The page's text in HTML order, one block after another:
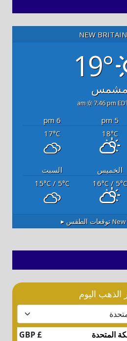
NEW
19°
7:46 pm
5 pm
6 pm
18°C
17°C
الخميس
السبت
16°C/ 5°C
15°C/ 5°C
توقعات الطقس ▸